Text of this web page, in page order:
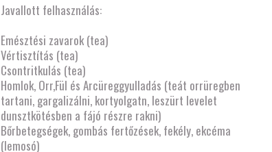
Javallott felhasználás:
Emésztési zavarok (tea)
Vértisztítás (tea)
Csontritkulás (tea)
Homlok, Orr,Fül és Arcüreggyulladás (teát orrüregben
tartani, gargalizálni, kortyolgatn, leszürt levelet
dunsztkötésben a fájó részre rakni)
Bőrbetegségek, gombás fertőzések, fekély, ekcéma
(lemosó)